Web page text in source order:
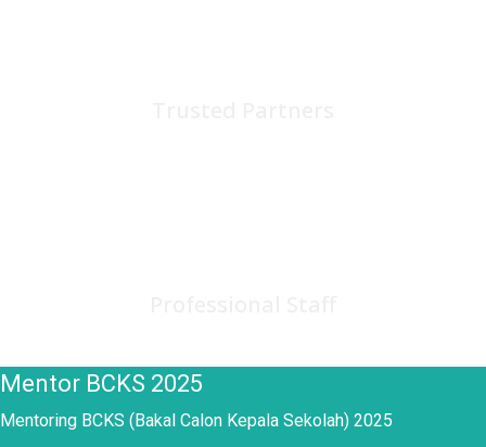
Mentor BCKS 2025
Mentoring BCKS (Bakal Calon Kepala Sekolah) 2025